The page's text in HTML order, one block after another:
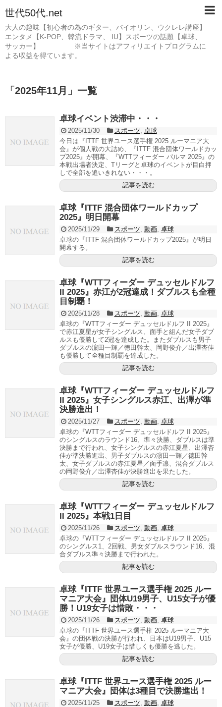
世代50代.net
大人の趣味【初心者の為のギター、バイオリン、ウクレレ講座】
エンタメ【K-POP、韓流ドラマ、 IU】スポーツの話題【卓球、
サッカー】 ※当サイトはアフィリエイトプログラムに
よる収益を得ています。
「 2025年11月 」 一覧
卓球イベント渋滞中・・・
2025/11/30 スポーツ 卓球
今日は『ITTF 世界ユース選手権 2025 ルーマニア大
会』が個人戦の大詰め、『ITTF 混合団体ワールドカッ
プ2025』が開幕、『WTTフィーダー パルマ 2025』の
本戦出場者決定、Tリーグと卓球のイベントが目白押
しで全部を追いきれない・・・。
記事を読む
卓球『ITTF 混合団体ワールドカップ
2025』明日開幕
2025/11/29 スポーツ 動画, 卓球
卓球の『ITTF 混合団体ワールドカップ2025』が明日
開幕する。
記事を読む
卓球『WTTフィーダー デュッセルドルフ
II 2025』赤江が2冠達成！ダブルスも全種
目制覇！
2025/11/28 スポーツ 動画, 卓球
卓球の『WTTフィーダー デュッセルドルフ II 2025』
で赤江夏星が女子シングルス、面手と組んだ女子ダブ
ルスも優勝して2冠を達成した。またダブルスも男子
ダブルスの濵田一輝／徳田幹太、岡野俊介／出澤杏佳
も優勝して全種目制覇を達成した。
記事を読む
卓球『WTTフィーダー デュッセルドルフ
II 2025』女子シングルス赤江、出澤が準
決勝進出！
2025/11/27 スポーツ 動画, 卓球
卓球の『WTTフィーダー デュッセルドルフ II 2025』
のシングルスのラウンド16、準々決勝、ダブルスは準
決勝まで行われ、女子シングルスの赤江夏星、出澤杏
佳が準決勝進出、男子ダブルスの濵田一輝／徳田幹
太、女子ダブルスの赤江夏星／面手凛、混合ダブルス
の岡野俊介／出澤杏佳が決勝進出を果たした。
記事を読む
卓球『WTTフィーダー デュッセルドルフ
II 2025』本戦1日目
2025/11/26 スポーツ 動画, 卓球
卓球の『WTTフィーダー デュッセルドルフ II 2025』
のシングルス1、2回戦、男女ダブルスラウンド16、混
合ダブルス準々決勝まで行われた。
記事を読む
卓球『ITTF 世界ユース選手権 2025 ルー
マニア大会』団体U19男子、U15女子が優
勝！U19女子は惜敗・・・
2025/11/26 スポーツ 動画, 卓球
卓球の『ITTF 世界ユース選手権 2025 ルーマニア大
会』の団体戦の決勝が行われ、日本はU19男子、U15
女子が優勝、U19女子は惜しくも優勝を逃した。
記事を読む
卓球『ITTF 世界ユース選手権 2025 ルー
マニア大会』団体は3種目で決勝進出！
2025/11/25 スポーツ 動画, 卓球